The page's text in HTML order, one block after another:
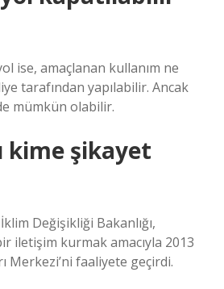
ise, amaçlanan kullanım ne
tarafından yapılabilir. Ancak
mümkün olabilir.
kime şikayet
Değişikliği Bakanlığı,
iletişim kurmak amacıyla 2013
Merkezi’ni faaliyete geçirdi.